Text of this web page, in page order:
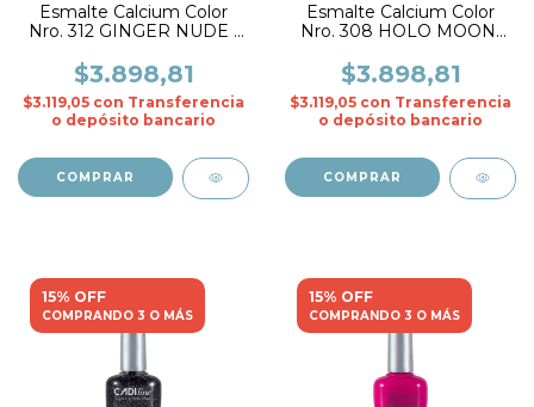
Esmalte Calcium Color
Nro. 312 GINGER NUDE -
$3.898,81
$3.119,05 con Transferencia
o depósito bancario
Esmalte Calcium Color
Nro. 308 HOLO MOON-
$3.898,81
$3.119,05 con Transferencia
o depósito bancario
15% OFF
COMPRANDO 3 O MÁS
15% OFF
COMPRANDO 3 O MÁS